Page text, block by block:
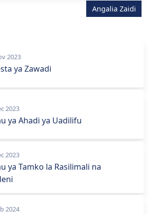
Angalia Zaidi
2023
ya Zawadi
2023
ya Ahadi ya Uadilifu
2023
ya Tamko la Rasilimali na
2024